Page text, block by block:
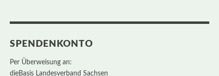
SPENDENKONTO
Per Überweisung an:
dieBasis Landesverband Sachsen